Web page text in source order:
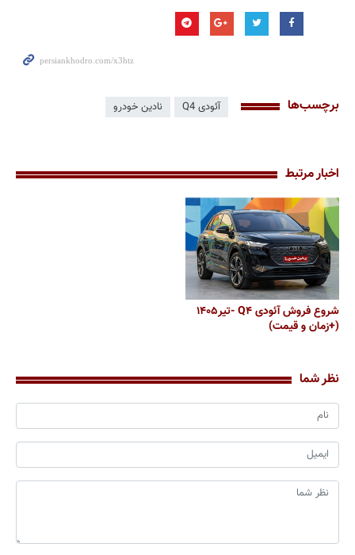
برچسب‌ها آئودی Q4 نادین خودرو
اخبار مرتبط
شروع فروش آئودی Q۴ -تیر۱۴۰۵
(+زمان و قیمت)
نظر شما